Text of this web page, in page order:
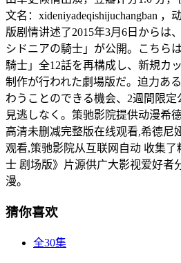
文名：xideniyadeqishijuchangban
版剧情讲述了2015年3月6日からは
シドニアの騎士」が公開。こちら
騎士」全12話を再構成し、新規カ
制作が行われた劇場版だ。迫力あ
わうことのできる機会、2週間限
見逃しなく。策驰影院提供动漫希
高清未删减完整版在线观看,希德尼
观看,策驰影院从互联网自动 收集
士 剧场版》片源供广大影视爱好者
漫。
猜你喜欢
全30集